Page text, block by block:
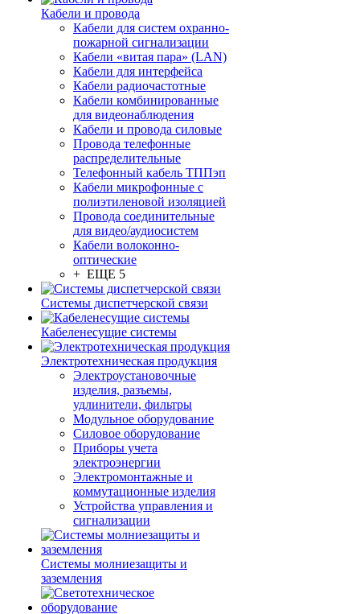
Кабели и провода
Кабели для систем охранно-
пожарной сигнализации
Кабели «витая пара» (LAN)
Кабели для интерфейса
Кабели радиочастотные
Кабели комбинированные
для видеонаблюдения
Кабели и провода силовые
Провода телефонные
распределительные
Телефонный кабель ТППэп
Кабели микрофонные с
полиэтиленовой изоляцией
Провода соединительные
для видео/аудиосистем
Кабели волоконно-
оптические
+ ЕЩЕ 5
Системы диспетчерской связи
Кабеленесущие системы
Электротехническая продукция
Электроустановочные
изделия, разъемы,
удлинители, фильтры
Модульное оборудование
Силовое оборудование
Приборы учета
электроэнергии
Электромонтажные и
коммутационные изделия
Устройства управления и
сигнализации
Системы молниезащиты и
заземления